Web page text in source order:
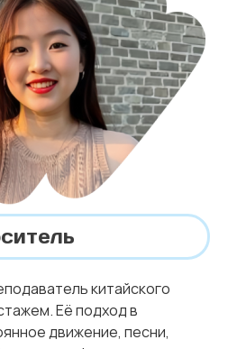
китайского
Её подход в
движение, песни,